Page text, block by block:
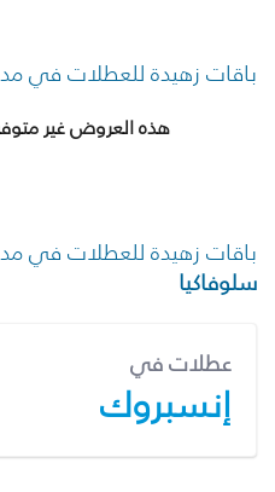
باقات زهيدة للعطلات في
هذه العروض غير
باقات زهيدة للعطلات في
سلوفاكيا
عطلات في
إنسبروك